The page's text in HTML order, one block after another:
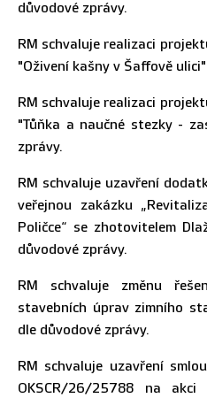
důvodové zprávy.
RM schvaluje realizaci
"Oživení kašny v Šaffově
RM schvaluje realizaci
"Tůňka a naučné stezky -
zprávy.
RM schvaluje uzavření
veřejnou zakázku
Poličce“ se zhotovitelem
důvodové zprávy.
RM schvaluje změnu
stavebních úprav zimního
dle důvodové zprávy.
RM schvaluje uzavření
OKSCR/26/25788 na